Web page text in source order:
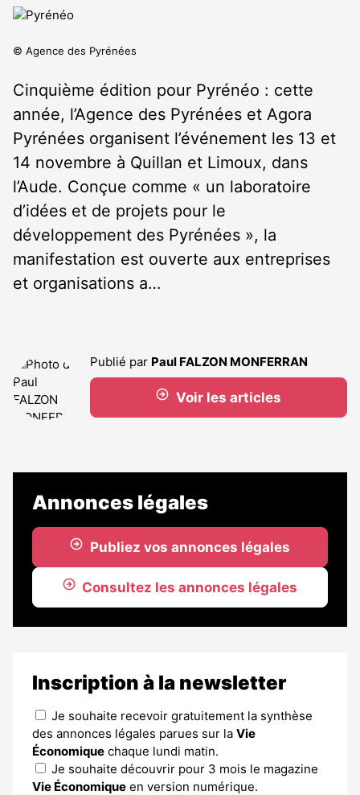
© Agence des Pyrénées
Cinquième édition pour Pyrénéo : cette
année, l’Agence des Pyrénées et Agora
Pyrénées organisent l’événement les 13 et
14 novembre à Quillan et Limoux, dans
l’Aude. Conçue comme « un laboratoire
d’idées et de projets pour le
développement des Pyrénées », la
manifestation est ouverte aux entreprises
et organisations a…
Publié par Paul FALZON MONFERRAN
Voir les articles
Annonces légales
Publiez vos annonces légales
Consultez les annonces légales
Inscription à la newsletter
Je souhaite recevoir gratuitement la synthèse
des annonces légales parues sur la Vie
Économique chaque lundi matin.
Je souhaite découvrir pour 3 mois le magazine
Vie Économique en version numérique.